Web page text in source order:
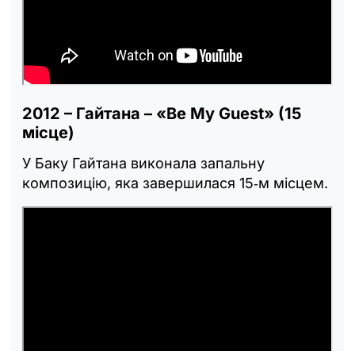
2012 – Гайтана – «Be My Guest» (15
місце)
У Баку Гайтана виконала запальну
композицію, яка завершилася 15‑м місцем.